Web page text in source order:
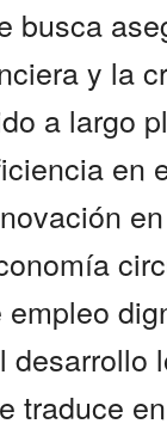
busca
y la
a largo
en
desarrollo
traduce